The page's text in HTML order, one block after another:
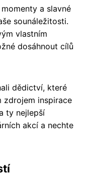
a slavné
sounáležitosti.
vlastním
dosáhnout cílů
dědictví, které
zdrojem inspirace
ty nejlepší
akcí a nechte